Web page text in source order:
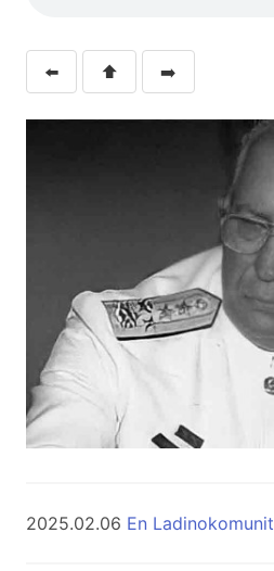
⬅️ ⬆️ ➡️
2025.02.06 En